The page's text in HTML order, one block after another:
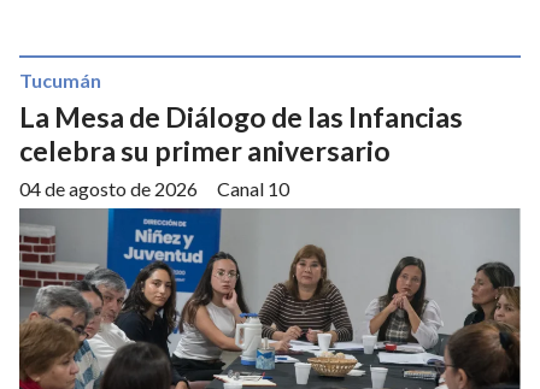
La Mesa de Diálogo de las Infancias
celebra su primer aniversario
Canal 10
Tucumán
04 de agosto de 2026